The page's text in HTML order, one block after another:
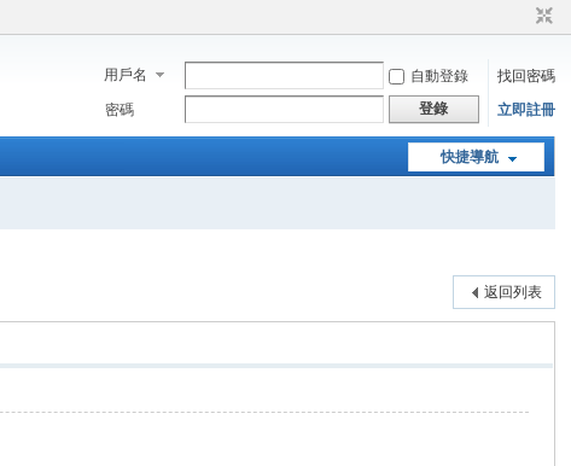
用戶名 自動登錄
找回密碼
密碼
登錄 立即註冊
快捷導航
返回列表